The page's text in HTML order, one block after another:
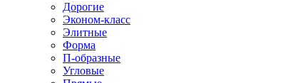
Дорогие
Эконом-класс
Элитные
Форма
П-образные
Угловые